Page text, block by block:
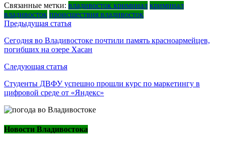
Связанные метки: владивосток криминал криминал
владивосток происшествия владивосток
Навигация
по
записям
Предыдущая статья
Сегодня во Владивостоке почтили память красноармейцев,
погибших на озере Хасан
Следующая статья
Студенты ДВФУ успешно прошли курс по маркетингу в
цифровой среде от «Яндекс»
Новости Владивостока